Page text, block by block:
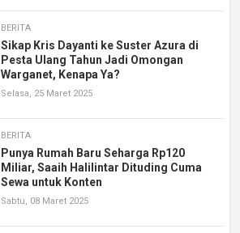
BERITA
Sikap Kris Dayanti ke Suster Azura di
Pesta Ulang Tahun Jadi Omongan
Warganet, Kenapa Ya?
Selasa, 25 Maret 2025
BERITA
Punya Rumah Baru Seharga Rp120
Miliar, Saaih Halilintar Dituding Cuma
Sewa untuk Konten
Sabtu, 08 Maret 2025